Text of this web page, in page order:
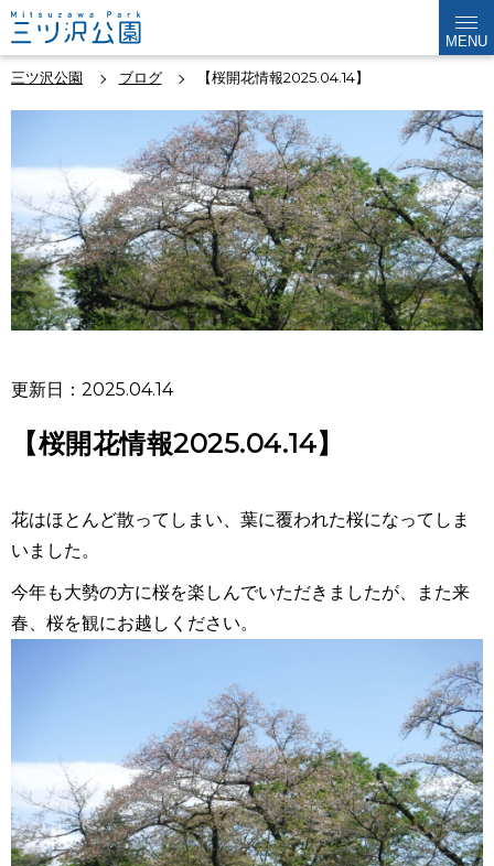
MENU
三ツ沢公園 ブログ 【桜開花情報2025.04.14】
更新日：2025.04.14
【桜開花情報2025.04.14】
花はほとんど散ってしまい、葉に覆われた桜になってしま
いました。
今年も大勢の方に桜を楽しんでいただきましたが、また来
春、桜を観にお越しください。